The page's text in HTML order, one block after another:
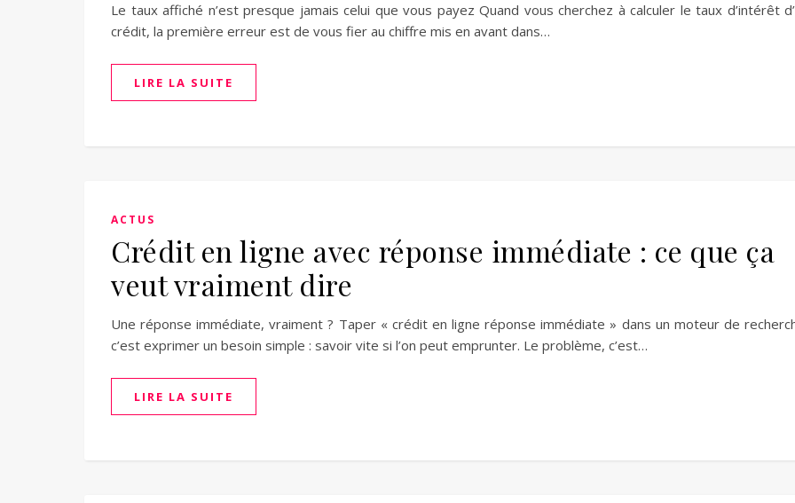
Le taux affiché n’est presque jamais celui que vous payez Quand vous cherchez à calculer le taux d’intérêt
crédit, la première erreur est de vous fier au chiffre mis en avant dans…
LIRE LA SUITE
ACTUS
Crédit en ligne avec réponse immédiate : ce que ça
veut vraiment dire
Une réponse immédiate, vraiment ? Taper « crédit en ligne réponse immédiate » dans un moteur de
c’est exprimer un besoin simple : savoir vite si l’on peut emprunter. Le problème, c’est…
LIRE LA SUITE